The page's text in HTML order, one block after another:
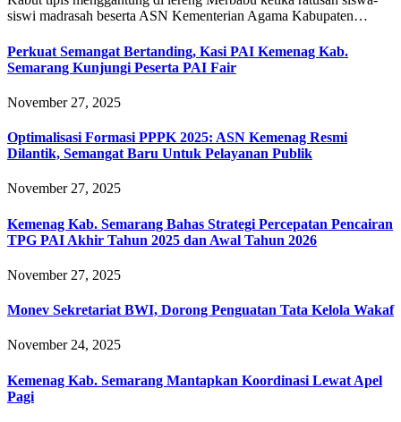
siswi madrasah beserta ASN Kementerian Agama Kabupaten…
Perkuat Semangat Bertanding, Kasi PAI Kemenag Kab.
Semarang Kunjungi Peserta PAI Fair
November 27, 2025
Optimalisasi Formasi PPPK 2025: ASN Kemenag Resmi
Dilantik, Semangat Baru Untuk Pelayanan Publik
November 27, 2025
Kemenag Kab. Semarang Bahas Strategi Percepatan Pencairan
TPG PAI Akhir Tahun 2025 dan Awal Tahun 2026
November 27, 2025
Monev Sekretariat BWI, Dorong Penguatan Tata Kelola Wakaf
November 24, 2025
Kemenag Kab. Semarang Mantapkan Koordinasi Lewat Apel
Pagi